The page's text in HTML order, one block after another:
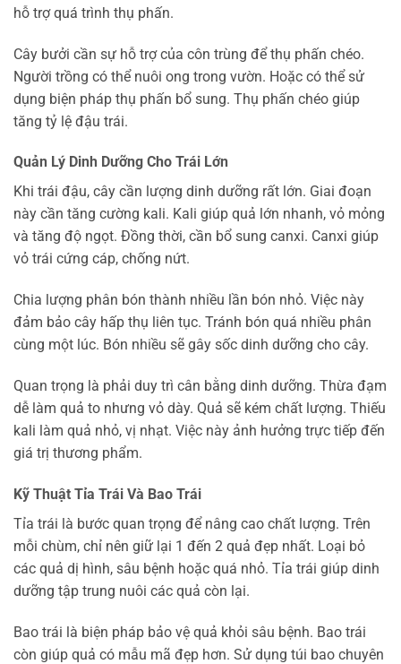
hỗ trợ quá trình thụ phấn.
Cây bưởi cần sự hỗ trợ của côn trùng để thụ phấn chéo.
Người trồng có thể nuôi ong trong vườn. Hoặc có thể sử
dụng biện pháp thụ phấn bổ sung. Thụ phấn chéo giúp
tăng tỷ lệ đậu trái.
Quản Lý Dinh Dưỡng Cho Trái Lớn
Khi trái đậu, cây cần lượng dinh dưỡng rất lớn. Giai đoạn
này cần tăng cường kali. Kali giúp quả lớn nhanh, vỏ mỏng
và tăng độ ngọt. Đồng thời, cần bổ sung canxi. Canxi giúp
vỏ trái cứng cáp, chống nứt.
Chia lượng phân bón thành nhiều lần bón nhỏ. Việc này
đảm bảo cây hấp thụ liên tục. Tránh bón quá nhiều phân
cùng một lúc. Bón nhiều sẽ gây sốc dinh dưỡng cho cây.
Quan trọng là phải duy trì cân bằng dinh dưỡng. Thừa đạm
dễ làm quả to nhưng vỏ dày. Quả sẽ kém chất lượng. Thiếu
kali làm quả nhỏ, vị nhạt. Việc này ảnh hưởng trực tiếp đến
giá trị thương phẩm.
Kỹ Thuật Tỉa Trái Và Bao Trái
Tỉa trái là bước quan trọng để nâng cao chất lượng. Trên
mỗi chùm, chỉ nên giữ lại 1 đến 2 quả đẹp nhất. Loại bỏ
các quả dị hình, sâu bệnh hoặc quá nhỏ. Tỉa trái giúp dinh
dưỡng tập trung nuôi các quả còn lại.
Bao trái là biện pháp bảo vệ quả khỏi sâu bệnh. Bao trái
còn giúp quả có mẫu mã đẹp hơn. Sử dụng túi bao chuyên